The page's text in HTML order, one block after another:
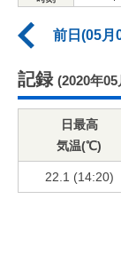
前日(05月
記録 (2020年
日最高
気温(℃)
22.1 (14:20)